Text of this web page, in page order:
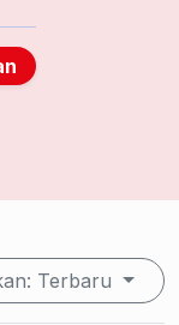
Terbaru